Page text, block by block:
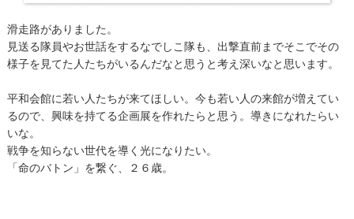
滑走路がありました。
見送る隊員やお世話をするなでしこ隊も、出撃直前までそこでその
様子を見てた人たちがいるんだなと思うと考え深いなと思います。
平和会館に若い人たちが来てほしい。今も若い人の来館が増えてい
るので、興味を持てる企画展を作れたらと思う。導きになれたらい
いな。
戦争を知らない世代を導く光になりたい。
「命のバトン」を繋ぐ、２６歳。